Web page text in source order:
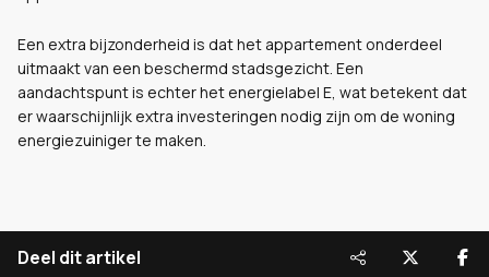
Een extra bijzonderheid is dat het appartement onderdeel
uitmaakt van een beschermd stadsgezicht. Een
aandachtspunt is echter het energielabel E, wat betekent dat
er waarschijnlijk extra investeringen nodig zijn om de woning
energiezuiniger te maken.
Deel dit artikel